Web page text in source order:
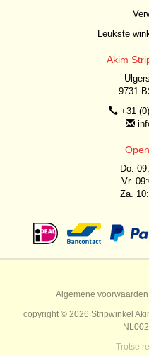
Leukste
Akim
9731
+31
Do.
Vr.
Za.
Algemene voorwaarden
copyright © 2026 Stripwinkel
Trotse